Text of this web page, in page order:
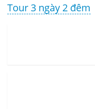
Tour 3 ngày 2 đêm